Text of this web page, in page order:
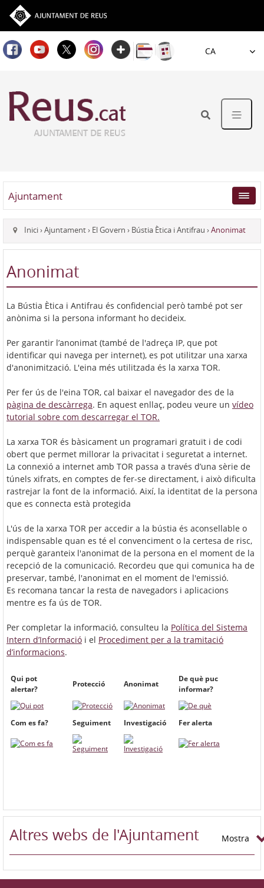
Idioma
Ajuntament
Inici›Ajuntament› El Govern › Bústia Ètica i Antifrau ›Anonimat
Anonimat
La Bústia Ètica i Antifrau és confidencial però també pot ser
anònima si la persona informant ho decideix.
Per garantir l’anonimat (també de l'adreça IP, que pot
identificar qui navega per internet), es pot utilitzar una xarxa
d'anonimització. L'eina més utilitzada és la xarxa TOR.
Per fer ús de l'eina TOR, cal baixar el navegador des de la
pàgina de descàrrega. En aquest enllaç, podeu veure un vídeo
tutorial sobre com descarregar el TOR.
La xarxa TOR és bàsicament un programari gratuït i de codi
obert que permet millorar la privacitat i seguretat a internet.
La connexió a internet amb TOR passa a través d’una sèrie de
túnels xifrats, en comptes de fer-se directament, i això dificulta
rastrejar la font de la informació. Així, la identitat de la persona
que es connecta està protegida
L'ús de la xarxa TOR per accedir a la bústia és aconsellable o
indispensable quan es té el convenciment o la certesa de risc,
perquè garanteix l'anonimat de la persona en el moment de la
recepció de la comunicació. Recordeu que qui comunica ha de
preservar, també, l'anonimat en el moment de l'emissió.
Es recomana tancar la resta de navegadors i aplicacions
mentre es fa ús de TOR.
Per completar la informació, consulteu la Política del Sistema
Intern d’Informació i el Procediment per a la tramitació
d’informacions.
Qui pot
alertar?
Protecció Anonimat
De què puc
informar?
Com es fa? Seguiment Investigació Fer alerta
Altres webs de l'Ajuntament Mostra